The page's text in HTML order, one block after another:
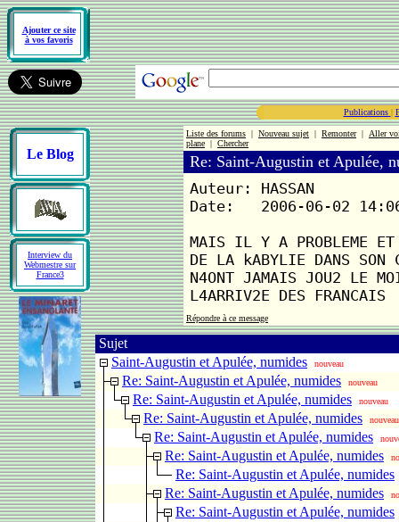
Ajouter ce site
à vos favoris
Publications |
Le Blog
Interview du
Webmestre sur
France3
Liste des forums | Nouveau sujet | Remonter| Aller
plane | Chercher
Re: Saint-Augustin et Apulée,
Auteur: HASSAN
Date: 2006-06-02
MAIS IL Y A PROBLEME
DE LA kABYLIE DANS SON
N4ONT JAMAIS JOU2 LE
L4ARRIV2E DES FRANCAIS
Répondre à ce message
Sujet
Saint-Augustin et Apulée, numides
nouveau
Re: Saint-Augustin et Apulée, numides nouveau
Re: Saint-Augustin et Apulée, numides nouveau
Re: Saint-Augustin et Apulée, numides nouveau
Re: Saint-Augustin et Apulée, numides
Re: Saint-Augustin et Apulée, numides
Re: Saint-Augustin et Apulée, numides
Re: Saint-Augustin et Apulée, numides
Re: Saint-Augustin et Apulée, numides